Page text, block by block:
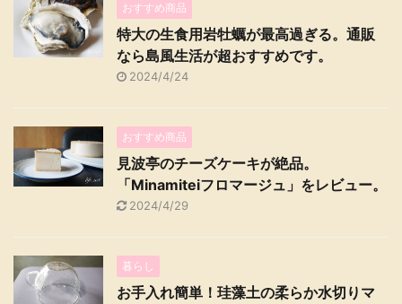
おすすめ商品
特大の生食用岩牡蠣が最高過ぎる。通販
なら島風生活が超おすすめです。
2024/4/24
おすすめ商品
見波亭のチーズケーキが絶品。
「Minamiteiフロマージュ」をレビュー。
2024/4/29
暮らし
お手入れ簡単！珪藻土の柔らか水切りマ